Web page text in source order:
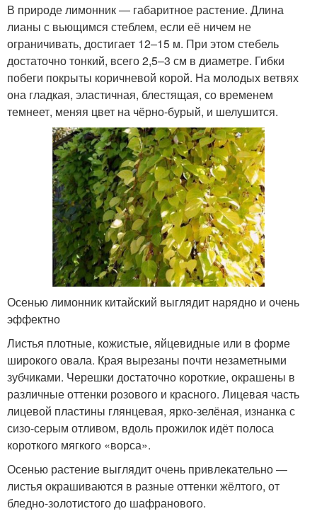
В природе лимонник — габаритное растение. Длина
лианы с вьющимся стеблем, если её ничем не
ограничивать, достигает 12–15 м. При этом стебель
достаточно тонкий, всего 2,5–3 см в диаметре. Гибки
побеги покрыты коричневой корой. На молодых ветвях
она гладкая, эластичная, блестящая, со временем
темнеет, меняя цвет на чёрно-бурый, и шелушится.
Осенью лимонник китайский выглядит нарядно и очень
эффектно
Листья плотные, кожистые, яйцевидные или в форме
широкого овала. Края вырезаны почти незаметными
зубчиками. Черешки достаточно короткие, окрашены в
различные оттенки розового и красного. Лицевая часть
лицевой пластины глянцевая, ярко-зелёная, изнанка с
сизо-серым отливом, вдоль прожилок идёт полоса
короткого мягкого «ворса».
Осенью растение выглядит очень привлекательно —
листья окрашиваются в разные оттенки жёлтого, от
бледно-золотистого до шафранового.